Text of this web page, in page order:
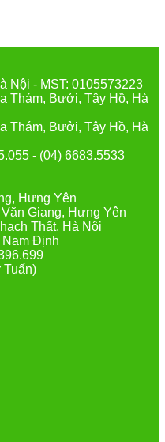
Nội - MST: 0105573223
Thám, Bưởi, Tây Hồ, Hà
Thám, Bưởi, Tây Hồ, Hà
- (04) 6683.5533
Hưng Yên
Giang, Hưng Yên
Thất, Hà Nội
Định
Tuấn)